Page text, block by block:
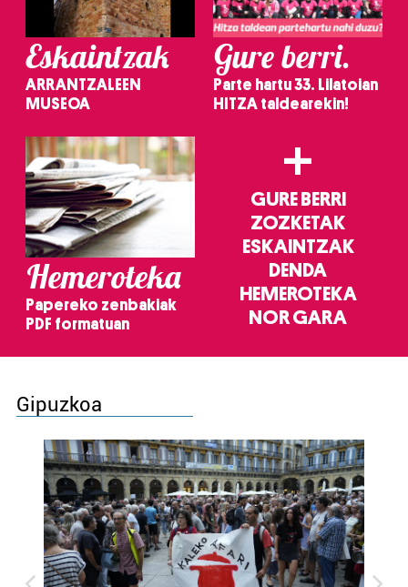
Eskaintzak
ARRANTZALEEN
MUSEOA
Gure berri.
Parte hartu 33. Lilatoian
HITZA taldearekin!
Hemeroteka
Papereko zenbakiak
PDF formatuan
+
GURE BERRI
ZOZKETAK
ESKAINTZAK
DENDA
HEMEROTEKA
NOR GARA
Gipuzkoa